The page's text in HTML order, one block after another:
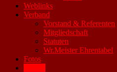
Weblinks
Verband
Vorstand & Referenten
Mitgliedschaft
Statuten
Wr.Meister Ehrentabel
Fotos